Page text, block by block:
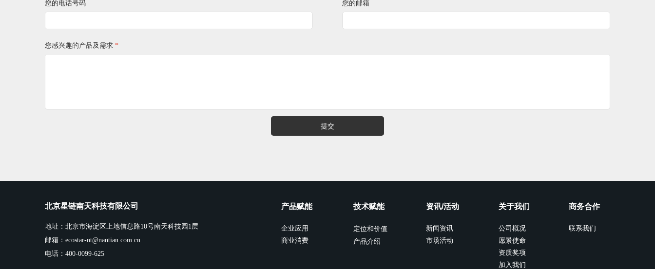
您的电话号码 您的邮箱
您感兴趣的产品及需求 *
提交
产品赋能
企业应用
商业消费
技术赋能
定位和价值
产品介绍
资讯/活动
新闻资讯
市场活动
关于我们
公司概况
愿景使命
资质奖项
加入我们
商务合作
联系我们
北京星链南天科技有限公司
地址：北京市海淀区上地信息路10号南天科技园1层
邮箱：ecostar-nt@nantian.com.cn
电话：400-0099-625